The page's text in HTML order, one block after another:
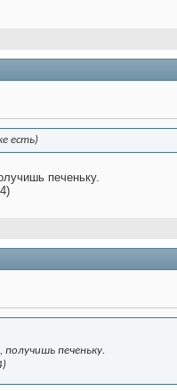
есть)
печеньку.
печеньку.